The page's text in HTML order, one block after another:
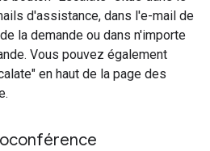
d'assistance, dans l'e-mail de
la demande ou dans n'importe
Vous pouvez également
en haut de la page des